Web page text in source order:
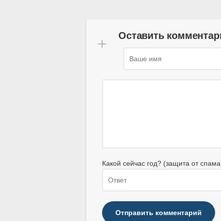
Оставить
Какой сейчас год? (защита от
Отправить комментарий